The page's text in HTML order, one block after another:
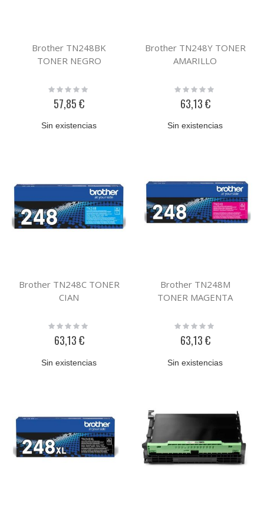
Brother TN248BK
TONER NEGRO
Rating:
57,85 €
Sin existencias
Brother TN248Y TONER
AMARILLO
Rating:
63,13 €
Sin existencias
Brother TN248C TONER
CIAN
Rating:
63,13 €
Sin existencias
Brother TN248M
TONER MAGENTA
Rating:
63,13 €
Sin existencias